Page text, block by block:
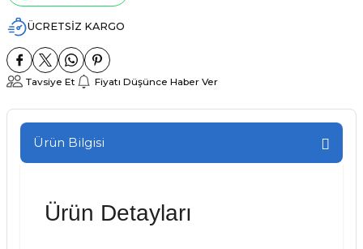
ÜCRETSİZ KARGO
Tavsiye Et Fiyatı Düşünce Haber Ver
Ürün Bilgisi
Ürün Detayları